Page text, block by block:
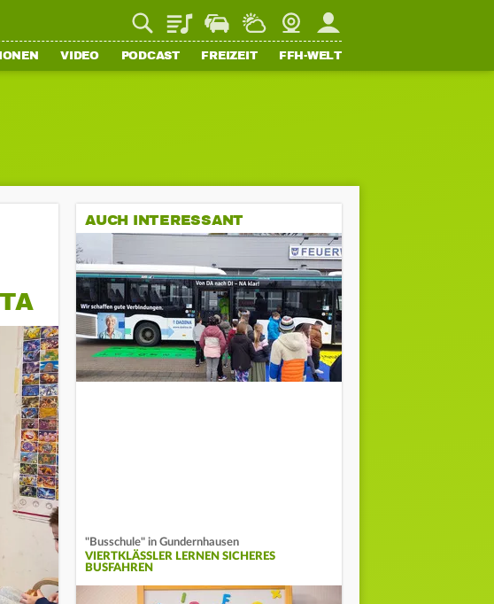
PlaylistStaupilotWetterWebcamMein FFH
VIDEO PODCAST FREIZEIT FFH-WELT
AUCH INTERESSANT
"Busschule" in Gundernhausen
VIERTKLÄSSLER LERNEN SICHERES
BUSFAHREN